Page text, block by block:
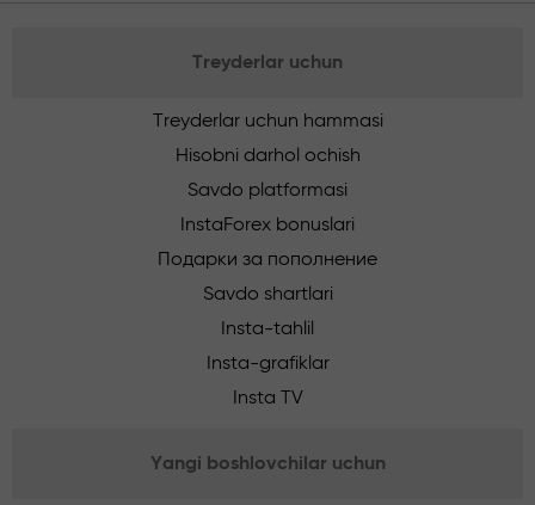
Treyderlar uchun
Treyderlar uchun hammasi
Hisobni darhol ochish
Savdo platformasi
InstaForex bonuslari
Подарки за пополнение
Savdo shartlari
Insta-tahlil
Insta-grafiklar
Insta TV
Yangi boshlovchilar uchun